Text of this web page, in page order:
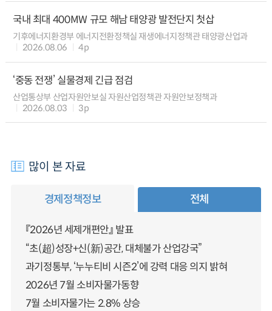
국내 최대 400MW 규모 해남 태양광 발전단지 첫삽
기후에너지환경부 에너지전환정책실 재생에너지정책관 태양광산업과
2026.08.06
4p
‘중동 전쟁’ 실물경제 긴급 점검
산업통상부 산업자원안보실 자원산업정책관 자원안보정책과
2026.08.03
3p
많이 본 자료
경제정책정보 전체
『2026년 세제개편안』 발표
“초(超)성장+신(新)공간, 대체불가 산업강국”
과기정통부, ‘누누티비 시즌2’에 강력 대응 의지 밝혀
2026년 7월 소비자물가동향
7월 소비자물가는 2.8% 상승